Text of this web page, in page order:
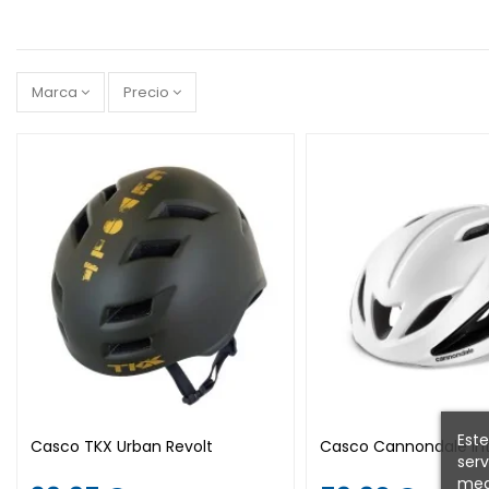
Marca Precio
Casco TKX Urban Revolt Casco Cannondale